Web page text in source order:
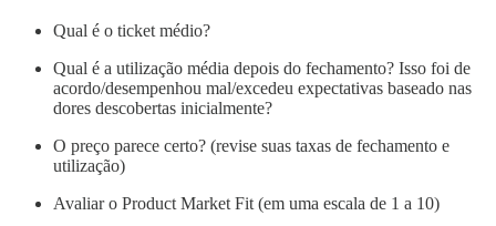
Qual é o ticket médio?
Qual é a utilização média depois do fechamento? Isso foi de
acordo/desempenhou mal/excedeu expectativas baseado nas
dores descobertas inicialmente?
O preço parece certo? (revise suas taxas de fechamento e
utilização)
Avaliar o Product Market Fit (em uma escala de 1 a 10)